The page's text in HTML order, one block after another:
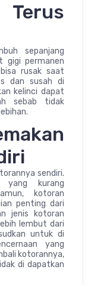
sepanjang
gigi permanen
rusak saat
dan susah di
kelinci dapat
sebab tidak
sendiri.
kurang
kotoran
penting dari
jenis kotoran
lembut dari
untuk di
yang
kotorannya,
di dapatkan